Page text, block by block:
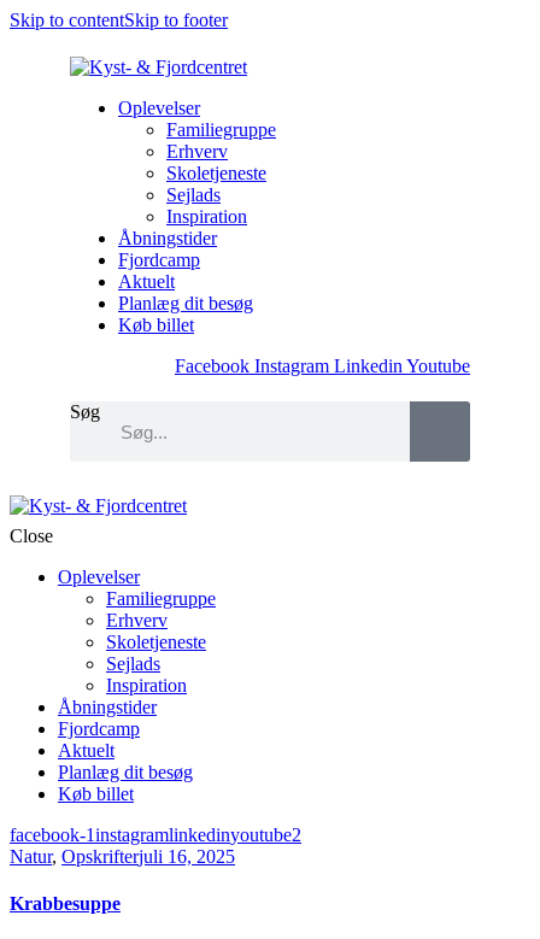
Skip to contentSkip to footer
Oplevelser
Familiegruppe
Erhverv
Skoletjeneste
Sejlads
Inspiration
Åbningstider
Fjordcamp
Aktuelt
Planlæg dit besøg
Køb billet
Facebook Instagram Linkedin Youtube
Søg
Close
Oplevelser
Familiegruppe
Erhverv
Skoletjeneste
Sejlads
Inspiration
Åbningstider
Fjordcamp
Aktuelt
Planlæg dit besøg
Køb billet
facebook-1instagramlinkedinyoutube2
Natur, Opskrifterjuli 16, 2025
Krabbesuppe